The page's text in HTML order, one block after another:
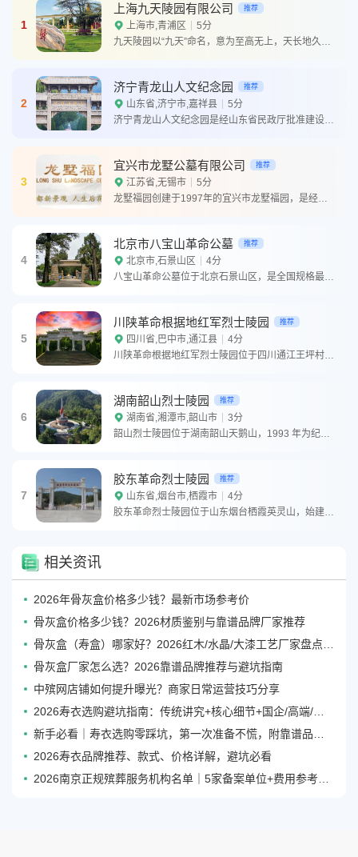
1
上海九天陵园有限公司 推荐
上海市,青浦区
5分
2
济宁青龙山人文纪念园 推荐
山东省,济宁市,嘉祥县
5分
3
宜兴市龙墅公墓有限公司 推荐
江苏省,无锡市
5分
4
北京市八宝山革命公墓 推荐
北京市,石景山区
4分
5
川陕革命根据地红军烈士陵园 推荐
四川省,巴中市,通江县
4分
6
湖南韶山烈士陵园 推荐
湖南省,湘潭市,韶山市
3分
7
胶东革命烈士陵园 推荐
山东省,烟台市,栖霞市
4分
相关资讯
2026年骨灰盒价格多少钱？最新市场参考价
骨灰盒价格多少钱？2026材质鉴别与靠谱品牌厂家推荐
骨灰盒（寿盒）哪家好？2026红木/水晶/大漆工艺厂家盘点与选购技巧
骨灰盒厂家怎么选？2026靠谱品牌推荐与避坑指南
中殡网店铺如何提升曝光？商家日常运营技巧分享
2026寿衣选购避坑指南：传统讲究+核心细节+国企/高端/新中式品牌对比
新手必看｜寿衣选购零踩坑，第一次准备不慌，附靠谱品牌参考
2026寿衣品牌推荐、款式、价格详解，避坑必看
2026南京正规殡葬服务机构名单｜5家备案单位+费用参考+避坑指南